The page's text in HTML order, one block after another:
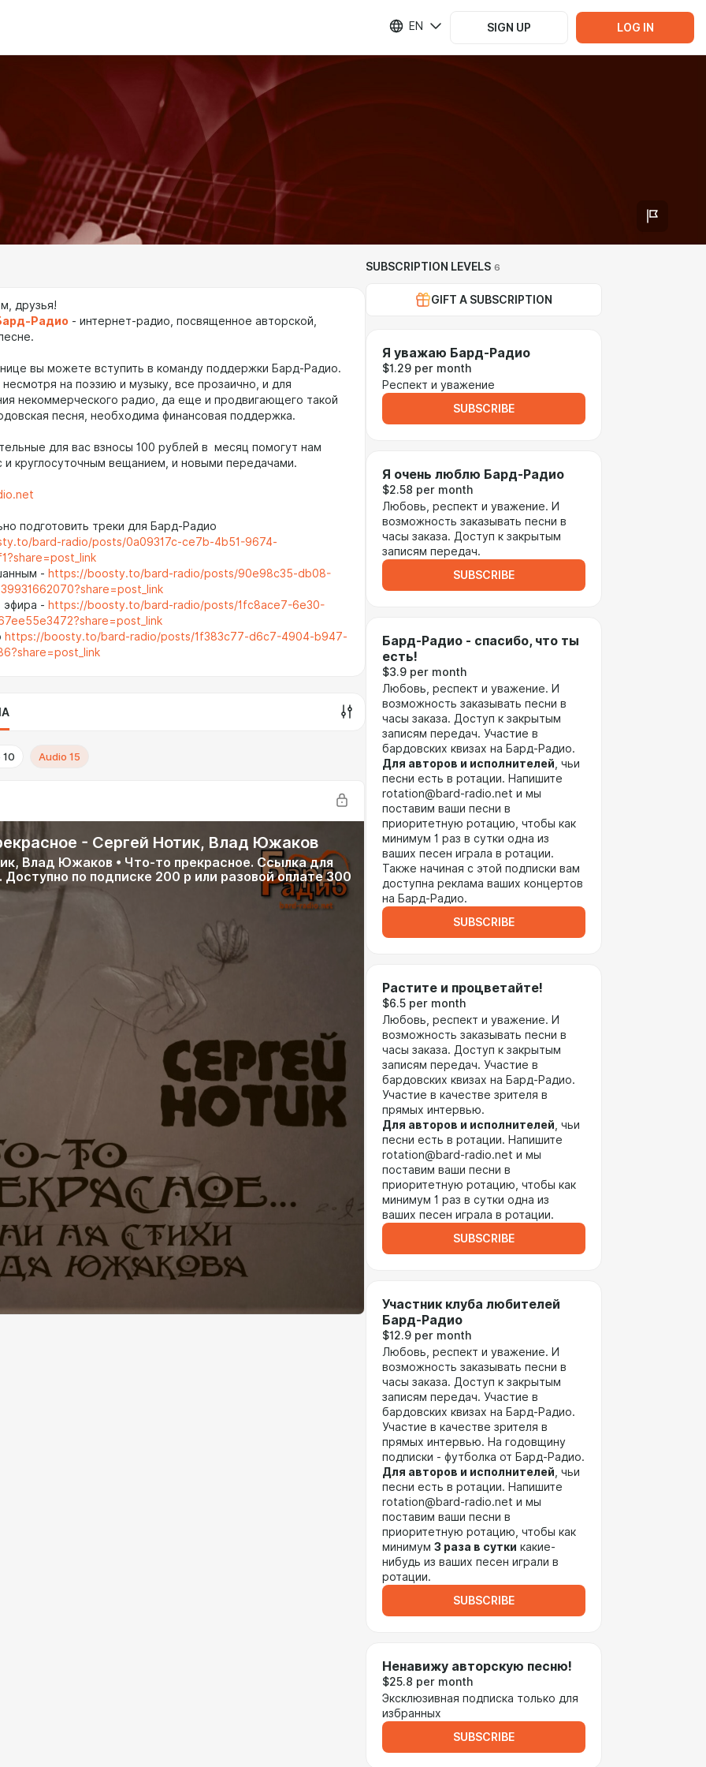
EN SIGN UP LOG IN
друзья!
Радио - интернет-радио, посвященное авторской,
вы можете вступить в команду поддержки Бард-Радио.
на поэзию и музыку, все прозаично, и для
некоммерческого радио, да еще и продвигающего такой
песня, необходима финансовая поддержка.
для вас взносы 100 рублей в месяц помогут нам
и круглосуточным вещанием, и новыми передачами.
подготовить треки для Бард-Радио
bard-radio/posts/0a09317c-ce7b-4b51-9674-
- https://boosty.to/bard-radio/posts/90e98c35-db08-
эфира - https://boosty.to/bard-radio/posts/1fc8ace7-6e30-
https://boosty.to/bard-radio/posts/1f383c77-d6c7-4904-b947-
10 Audio 15
- Сергей Нотик, Влад Южаков
Влад Южаков • Что-то прекрасное. Ссылка для
Доступно по подписке 200 р или разовой оплате 300
SUBSCRIPTION LEVELS 6
GIFT A SUBSCRIPTION
Я уважаю Бард-Радио
$1.29 per month
Респект и уважение
SUBSCRIBE
Я очень люблю Бард-Радио
$2.58 per month
Любовь, респект и уважение. И
возможность заказывать песни в
часы заказа. Доступ к закрытым
записям передач.
SUBSCRIBE
Бард-Радио - спасибо, что ты
есть!
$3.9 per month
Любовь, респект и уважение. И
возможность заказывать песни в
часы заказа. Доступ к закрытым
записям передач. Участие в
бардовских квизах на Бард-Радио.
Для авторов и исполнителей , чьи
песни есть в ротации. Напишите
rotation@bard-radio.net и мы
поставим ваши песни в
приоритетную ротацию, чтобы как
минимум 1 раз в сутки одна из
ваших песен играла в ротации.
Также начиная с этой подписки вам
доступна реклама ваших концертов
на Бард-Радио.
SUBSCRIBE
Растите и процветайте!
$6.5 per month
Любовь, респект и уважение. И
возможность заказывать песни в
часы заказа. Доступ к закрытым
записям передач. Участие в
бардовских квизах на Бард-Радио.
Участие в качестве зрителя в
прямых интервью.
Для авторов и исполнителей , чьи
песни есть в ротации. Напишите
rotation@bard-radio.net и мы
поставим ваши песни в
приоритетную ротацию, чтобы как
минимум 1 раз в сутки одна из
ваших песен играла в ротации.
SUBSCRIBE
Участник клуба любителей
Бард-Радио
$12.9 per month
Любовь, респект и уважение. И
возможность заказывать песни в
часы заказа. Доступ к закрытым
записям передач. Участие в
бардовских квизах на Бард-Радио.
Участие в качестве зрителя в
прямых интервью. На годовщину
подписки - футболка от Бард-Радио.
Для авторов и исполнителей , чьи
песни есть в ротации. Напишите
rotation@bard-radio.net и мы
поставим ваши песни в
приоритетную ротацию, чтобы как
минимум 3 раза в сутки какие-
нибудь из ваших песен играли в
ротации.
SUBSCRIBE
Ненавижу авторскую песню!
$25.8 per month
Эксклюзивная подписка только для
избранных
SUBSCRIBE